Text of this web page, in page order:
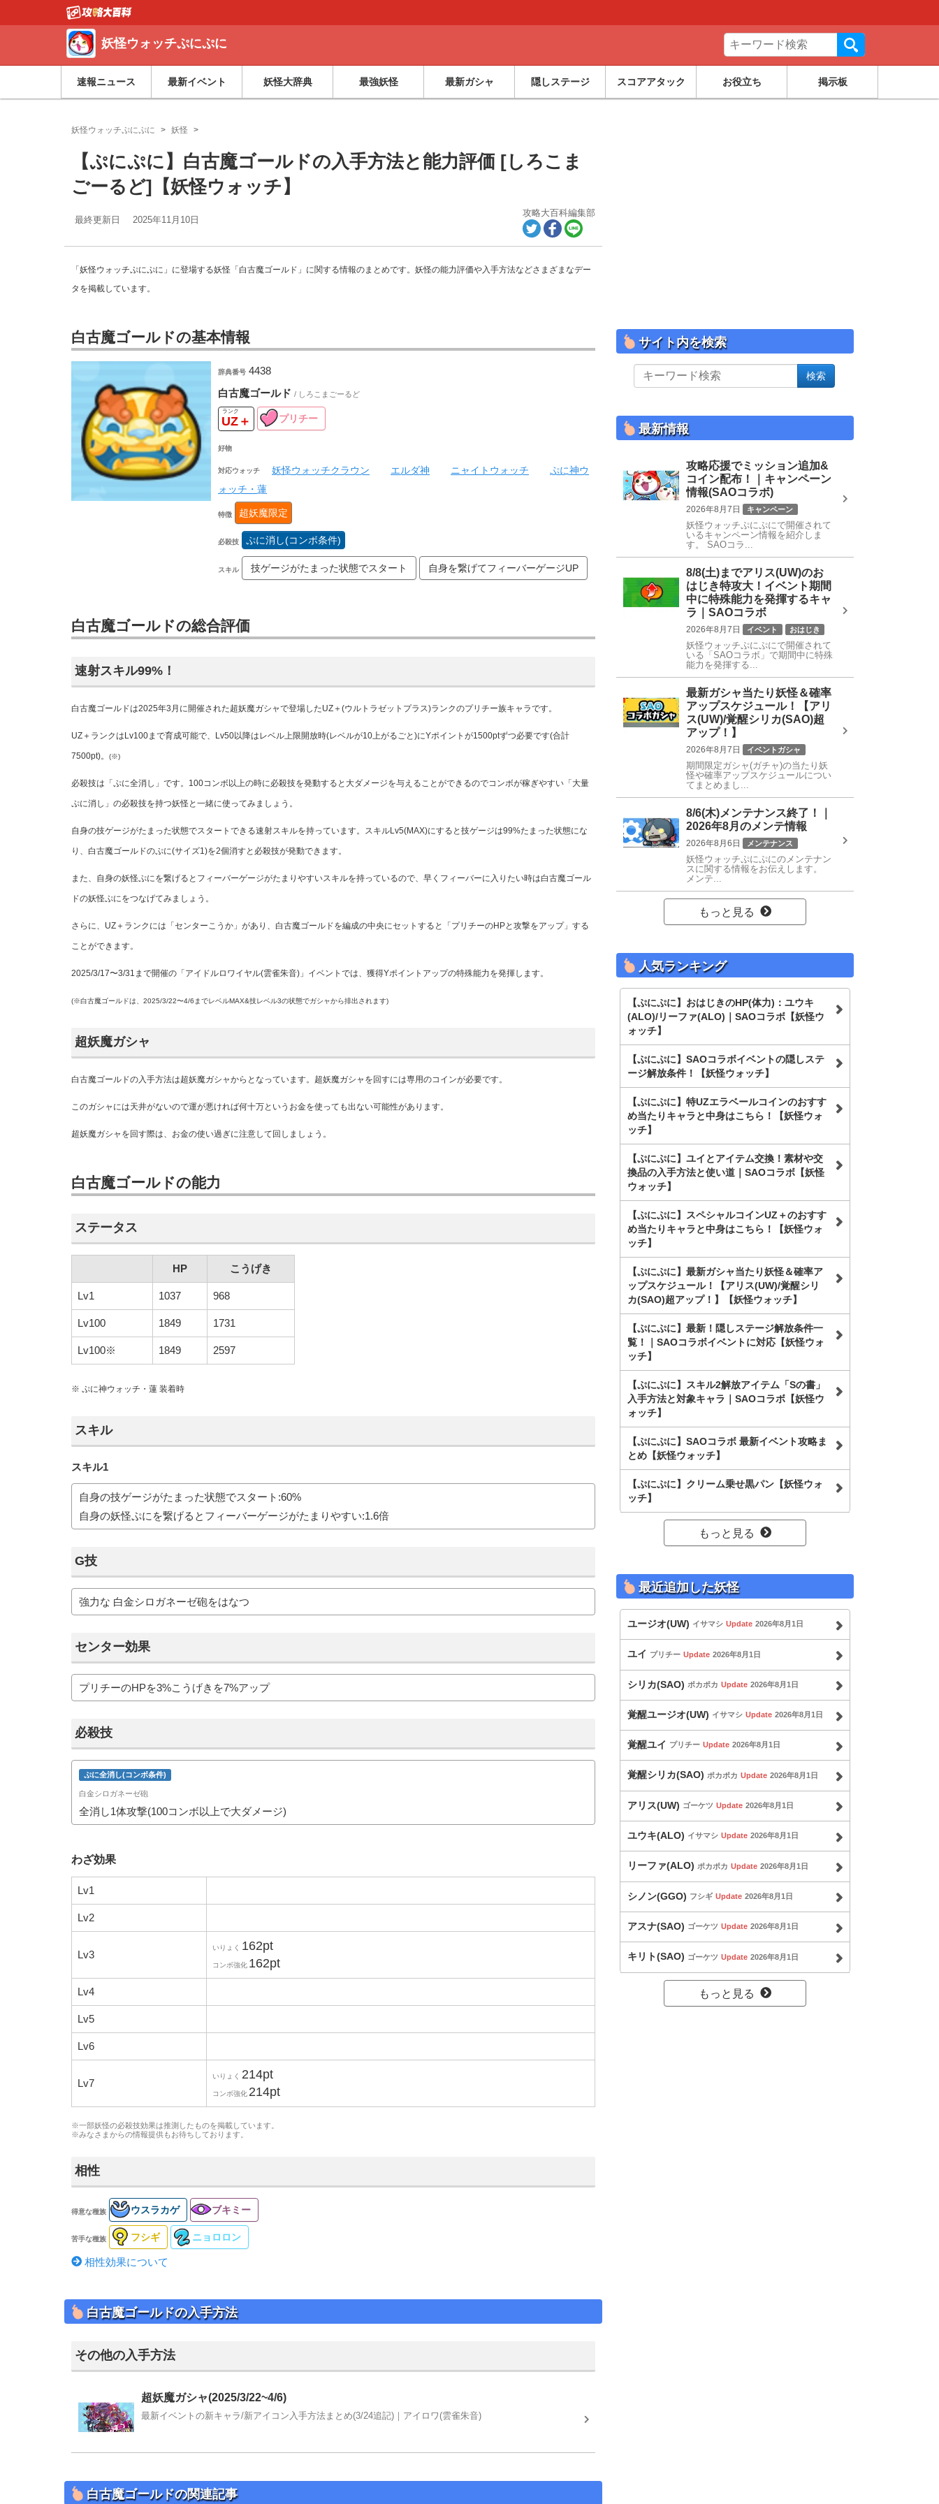
妖怪ウォッチぷにぷに
速報ニュース 最新イベント 妖怪大辞典 最強妖怪 最新ガシャ 隠しステージ スコアアタック お役立ち 掲示板
妖怪ウォッチぷにぷに 妖怪
【ぷにぷに】白古魔ゴールドの入手方法と能力評価 [しろこま
ごーるど]【妖怪ウォッチ】
最終更新日 2025年11月10日
攻略大百科編集部
「妖怪ウォッチぷにぷに」に登場する妖怪「白古魔ゴールド」に関する情報のまとめです。妖怪の能力評価や入手方法などさまざまなデー
タを掲載しています。
白古魔ゴールドの基本情報
辞典番号 4438
白古魔ゴールド / しろこまごーるど
UZ＋ プリチー
好物
対応ウォッチ 妖怪ウォッチクラウン エルダ神 ニャイトウォッチ
ぷに神ウ
ォッチ・蓮
特徴 超妖魔限定
必殺技 ぷに消し(コンボ条件)
スキル 技ゲージがたまった状態でスタート 自身を繋げてフィーバーゲージUP
白古魔ゴールドの総合評価
速射スキル99%！
白古魔ゴールドは2025年3月に開催された超妖魔ガシャで登場したUZ＋(ウルトラゼットプラス)ランクのプリチー族キャラです。
UZ＋ランクはLv100まで育成可能で、Lv50以降はレベル上限開放時(レベルが10上がるごと)にYポイントが1500ptずつ必要です(合計
7500pt)。 (※)
必殺技は「ぷに全消し」です。100コンボ以上の時に必殺技を発動すると大ダメージを与えることができるのでコンボが稼ぎやすい「大量
ぷに消し」の必殺技を持つ妖怪と一緒に使ってみましょう。
自身の技ゲージがたまった状態でスタートできる速射スキルを持っています。スキルLv5(MAX)にすると技ゲージは99%たまった状態にな
り、白古魔ゴールドのぷに(サイズ1)を2個消すと必殺技が発動できます。
また、 自身の妖怪ぷにを繋げるとフィーバーゲージがたまりやすいスキルを持っているので、 早くフィーバーに入りたい時は白古魔ゴール
ドの妖怪ぷにをつなげてみましょう。
さらに、UZ＋ランクには「センターこうか」があり、白古魔ゴールドを編成の中央にセットすると「プリチーのHPと攻撃をアップ」する
ことができます。
2025/3/17〜3/31まで開催の「アイドルロワイヤル(雲雀朱音)」イベントでは、獲得Yポイントアップの特殊能力を発揮します。
(※白古魔ゴールドは、2025/3/22〜4/6までレベルMAX&技レベル3の状態でガシャから排出されます)
超妖魔ガシャ
白古魔ゴールドの入手方法は超妖魔ガシャからとなっています。超妖魔ガシャを回すには専用のコインが必要です。
このガシャには天井がないので運が悪ければ何十万というお金を使っても出ない可能性があります。
超妖魔ガシャを回す際は、お金の使い過ぎに注意して回しましょう。
白古魔ゴールドの能力
ステータス
HP こうげき
Lv1 1037 968
Lv100 1849 1731
Lv100※ 1849 2597
※ ぷに神ウォッチ・蓮 装着時
スキル
スキル1
自身の技ゲージがたまった状態でスタート:60%
自身の妖怪ぷにを繋げるとフィーバーゲージがたまりやすい:1.6倍
G技
強力な 白金シロガネーゼ砲をはなつ
センター効果
プリチーのHPを3%こうげきを7%アップ
必殺技
ぷに全消し(コンボ条件)
白金シロガネーゼ砲
全消し1体攻撃(100コンボ以上で大ダメージ)
わざ効果
Lv1
Lv2
Lv3
いりょく 162pt
コンボ強化 162pt
Lv4
Lv5
Lv6
Lv7
いりょく 214pt
コンボ強化 214pt
※一部妖怪の必殺技効果は推測したものを掲載しています。
※みなさまからの情報提供もお待ちしております。
相性
得意な種族 ウスラカゲ ブキミー
苦手な種族 フシギ ニョロロン
相性効果について
白古魔ゴールドの入手方法
その他の入手方法
超妖魔ガシャ(2025/3/22~4/6)
最新イベントの新キャラ/新アイコン入手方法まとめ(3/24追記)｜アイロワ(雲雀朱音)
白古魔ゴールドの関連記事
サイト内を検索
イ
を
検
検索
最新情報
攻略応援でミッション追加&
コイン配布！｜キャンペーン
情報(SAOコラボ)
2026年8月7日
キャンペーン
SAOコラボ
妖怪ウォッチぷにぷにで開催されて
いるキャンペーン情報を紹介しま
す。 SAOコラ...
8/8(土)までアリス(UW)のお
はじき特攻大！イベント期間
中に特殊能力を発揮するキャ
ラ｜SAOコラボ
2026年8月7日 イベント
おはじき
特殊能力
SAOコラボ
妖怪ウォッチぷにぷにで開催されて
いる「SAOコラボ」で期間中に特殊
能力を発揮する...
最新ガシャ当たり妖怪＆確率
アップスケジュール！【アリ
ス(UW)/覚醒シリカ(SAO)超
アップ！】
2026年8月7日
イベントガシャ
SAOコラボガシャ
期間限定ガシャ(ガチャ)の当たり妖
怪や確率アップスケジュールについ
てまとめまし...
8/6(木)メンテナンス終了！｜
2026年8月のメンテ情報
2026年8月6日 メンテナンス
妖怪ウォッチぷにぷにのメンテナン
スに関する情報をお伝えします。
メンテ...
もっと見る
人気ランキング
【ぷにぷに】おはじきのHP(体力)：ユウキ
(ALO)/リーファ(ALO)｜SAOコラボ【妖怪ウ
ォッチ】
【ぷにぷに】SAOコラボイベントの隠しステ
ージ解放条件！【妖怪ウォッチ】
【ぷにぷに】特UZエラベールコインのおすす
め当たりキャラと中身はこちら！【妖怪ウォ
ッチ】
【ぷにぷに】ユイとアイテム交換！素材や交
換品の入手方法と使い道｜SAOコラボ【妖怪
ウォッチ】
【ぷにぷに】スペシャルコインUZ＋のおすす
め当たりキャラと中身はこちら！【妖怪ウォ
ッチ】
【ぷにぷに】最新ガシャ当たり妖怪＆確率ア
ップスケジュール！【アリス(UW)/覚醒シリ
カ(SAO)超アップ！】【妖怪ウォッチ】
【ぷにぷに】最新！隠しステージ解放条件一
覧！｜SAOコラボイベントに対応【妖怪ウォ
ッチ】
【ぷにぷに】スキル2解放アイテム「Sの書」
入手方法と対象キャラ｜SAOコラボ【妖怪ウ
ォッチ】
【ぷにぷに】SAOコラボ 最新イベント攻略ま
とめ【妖怪ウォッチ】
【ぷにぷに】クリーム乗せ黒パン【妖怪ウォ
ッチ】
もっと見る
最近追加した妖怪
ユージオ(UW) イサマシ Update 2026年8月1日
ユイ プリチー Update 2026年8月1日
シリカ(SAO) ポカポカ Update 2026年8月1日
覚醒ユージオ(UW) イサマシ Update 2026年8月1日
覚醒ユイ プリチー Update 2026年8月1日
覚醒シリカ(SAO) ポカポカ Update 2026年8月1日
アリス(UW) ゴーケツ Update 2026年8月1日
ユウキ(ALO) イサマシ Update 2026年8月1日
リーファ(ALO) ポカポカ Update 2026年8月1日
シノン(GGO) フシギ Update 2026年8月1日
アスナ(SAO) ゴーケツ Update 2026年8月1日
キリト(SAO) ゴーケツ Update 2026年8月1日
もっと見る